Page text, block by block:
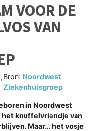
VOOR DE
VAN
Bron: Noordwest
Ziekenhuisgroep
in Noordwest
knuffelvriendje van
Maar… het vosje